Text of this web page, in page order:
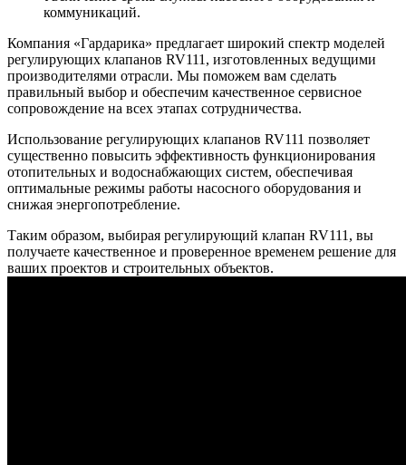
коммуникаций.
Компания «Гардарика» предлагает широкий спектр моделей
регулирующих клапанов RV111, изготовленных ведущими
производителями отрасли. Мы поможем вам сделать
правильный выбор и обеспечим качественное сервисное
сопровождение на всех этапах сотрудничества.
Использование регулирующих клапанов RV111 позволяет
существенно повысить эффективность функционирования
отопительных и водоснабжающих систем, обеспечивая
оптимальные режимы работы насосного оборудования и
снижая энергопотребление.
Таким образом, выбирая регулирующий клапан RV111, вы
получаете качественное и проверенное временем решение для
ваших проектов и строительных объектов.